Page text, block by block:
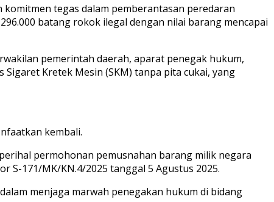
komitmen tegas dalam pemberantasan peredaran
batang rokok ilegal dengan nilai barang mencapai
pemerintah daerah, aparat penegak hukum,
Kretek Mesin (SKM) tanpa pita cukai, yang
kembali.
permohonan pemusnahan barang milik negara
S-171/MK/KN.4/2025 tanggal 5 Agustus 2025.
menjaga marwah penegakan hukum di bidang